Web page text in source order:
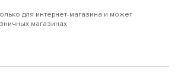
для интернет-магазина и может
магазинах